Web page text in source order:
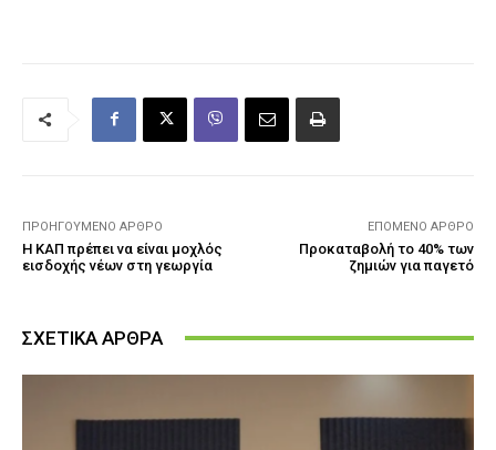
ΠΡΟΗΓΟΎΜΕΝΟ ΆΡΘΡΟ
Η ΚΑΠ πρέπει να είναι μοχλός
εισδοχής νέων στη γεωργία
ΕΠΌΜΕΝΟ ΆΡΘΡΟ
Προκαταβολή το 40% των
ζημιών για παγετό
ΣΧΕΤΙΚΑ ΑΡΘΡΑ